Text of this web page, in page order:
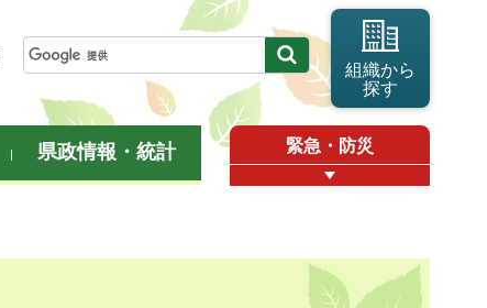
組織から
探す
県政情報・統計 緊急・防災